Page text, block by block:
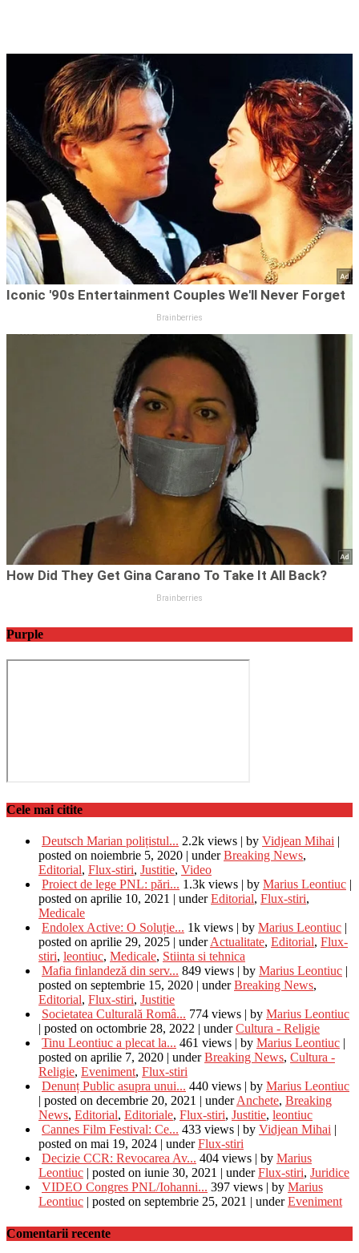
Purple
Cele mai citite
Deutsch Marian polițistul... 2.2k views | by Vidjean Mihai |
posted on noiembrie 5, 2020 | underBreaking News,
Editorial, Flux-stiri, Justitie, Video
Proiect de lege PNL: pări... 1.3k views | by Marius Leontiuc |
posted on aprilie 10, 2021 | underEditorial, Flux-stiri,
Medicale
Endolex Active: O Soluție... 1k views | by Marius Leontiuc |
posted on aprilie 29, 2025 | underActualitate, Editorial, Flux-
stiri, leontiuc, Medicale, Stiinta si tehnica
Mafia finlandeză din serv... 849 views | by Marius Leontiuc |
posted on septembrie 15, 2020 | underBreaking News,
Editorial, Flux-stiri, Justitie
Societatea Culturală Româ... 774 views | by Marius Leontiuc
| posted on octombrie 28, 2022 | underCultura - Religie
Tinu Leontiuc a plecat la... 461 views | by Marius Leontiuc |
posted on aprilie 7, 2020 | underBreaking News, Cultura -
Religie, Eveniment, Flux-stiri
Denunț Public asupra unui... 440 views | by Marius Leontiuc
| posted on decembrie 20, 2021 | underAnchete, Breaking
News, Editorial, Editoriale, Flux-stiri, Justitie, leontiuc
Cannes Film Festival: Ce... 433 views | by Vidjean Mihai |
posted on mai 19, 2024 | underFlux-stiri
Decizie CCR: Revocarea Av... 404 views | by Marius
Leontiuc | posted on iunie 30, 2021 | underFlux-stiri, Juridice
VIDEO Congres PNL/Iohanni... 397 views | by Marius
Leontiuc | posted on septembrie 25, 2021 | underEveniment
Comentarii recente